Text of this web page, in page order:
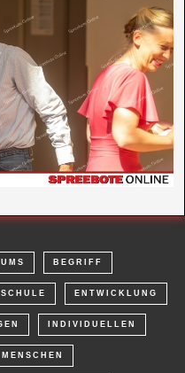
BEGRIFF
ENTWICKLUNG
INDIVIDUELLEN
MENSCHEN